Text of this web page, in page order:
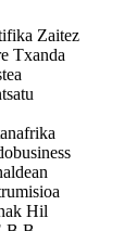
Zaitez
Txanda
Hil